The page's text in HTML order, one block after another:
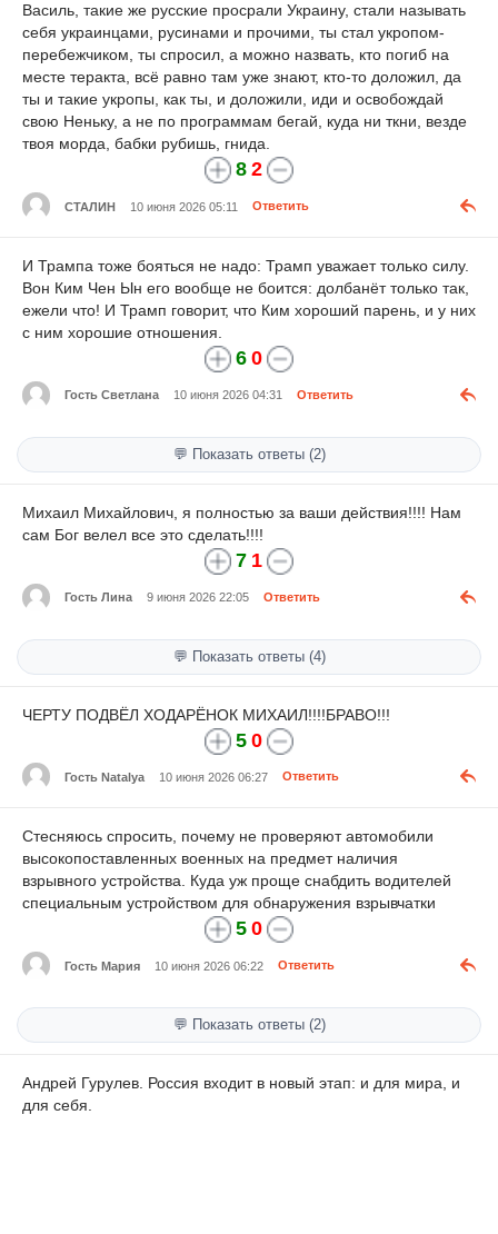
Василь, такие же русские просрали Украину, стали называть
себя украинцами, русинами и прочими, ты стал укропом-
перебежчиком, ты спросил, а можно назвать, кто погиб на
месте теракта, всё равно там уже знают, кто-то доложил, да
ты и такие укропы, как ты, и доложили, иди и освобождай
свою Неньку, а не по программам бегай, куда ни ткни, везде
твоя морда, бабки рубишь, гнида.
8 2
СТАЛИН 10 июня 2026 05:11 Ответить
И Трампа тоже бояться не надо: Трамп уважает только силу.
Вон Ким Чен Ын его вообще не боится: долбанёт только так,
ежели что! И Трамп говорит, что Ким хороший парень, и у них
с ним хорошие отношения.
6 0
Гость Светлана 10 июня 2026 04:31 Ответить
💬 Показать ответы (2)
Михаил Михайлович, я полностью за ваши действия!!!! Нам
сам Бог велел все это сделать!!!!
7 1
Гость Лина 9 июня 2026 22:05 Ответить
💬 Показать ответы (4)
ЧЕРТУ ПОДВЁЛ ХОДАРЁНОК МИХАИЛ!!!!БРАВО!!!
5 0
Гость Natalya 10 июня 2026 06:27 Ответить
Стесняюсь спросить, почему не проверяют автомобили
высокопоставленных военных на предмет наличия
взрывного устройства. Куда уж проще снабдить водителей
специальным устройством для обнаружения взрывчатки
5 0
Гость Мария 10 июня 2026 06:22 Ответить
💬 Показать ответы (2)
Андрей Гурулев. Россия входит в новый этап: и для мира, и
для себя.